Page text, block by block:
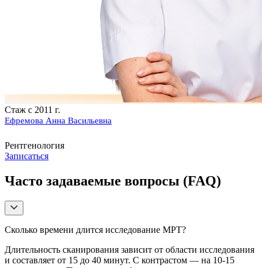
Стаж с 2011 г.
Ефремова Анна Васильевна
Рентгенология
Записаться
Часто задаваемые вопросы (FAQ)
Сколько времени длится исследование МРТ?
Длительность сканирования зависит от области исследования
и составляет от 15 до 40 минут. С контрастом — на 10-15